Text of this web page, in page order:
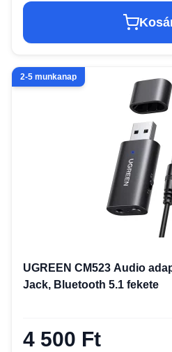
2-5 munkanap
UGREEN CM523 Audio
Jack, Bluetooth 5.1 fekete
4 500 Ft